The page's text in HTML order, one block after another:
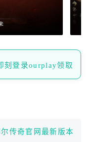
刻登录ourplay领取
传奇官网最新版本